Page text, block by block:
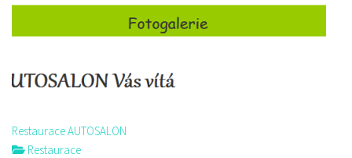
Restaurace AUTOSALON
Restaurace